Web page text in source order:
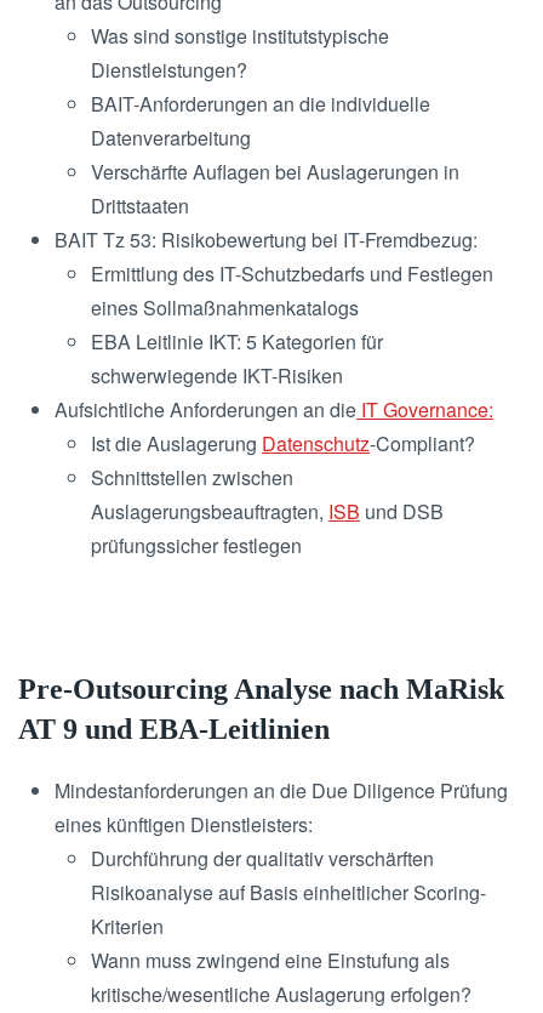
Was sind sonstige institutstypische
Dienstleistungen?
BAIT-Anforderungen an die individuelle
Datenverarbeitung
Verschärfte Auflagen bei Auslagerungen in
Drittstaaten
BAIT Tz 53: Risikobewertung bei IT-Fremdbezug:
Ermittlung des IT-Schutzbedarfs und Festlegen
eines Sollmaßnahmenkatalogs
EBA Leitlinie IKT: 5 Kategorien für
schwerwiegende IKT-Risiken
Aufsichtliche Anforderungen an die IT Governance:
Ist die Auslagerung Datenschutz-Compliant?
Schnittstellen zwischen
Auslagerungsbeauftragten, ISB und DSB
prüfungssicher festlegen
Pre-Outsourcing Analyse nach MaRisk
AT 9 und EBA-Leitlinien
Mindestanforderungen an die Due Diligence Prüfung
eines künftigen Dienstleisters:
Durchführung der qualitativ verschärften
Risikoanalyse auf Basis einheitlicher Scoring-
Kriterien
Wann muss zwingend eine Einstufung als
kritische/wesentliche Auslagerung erfolgen?